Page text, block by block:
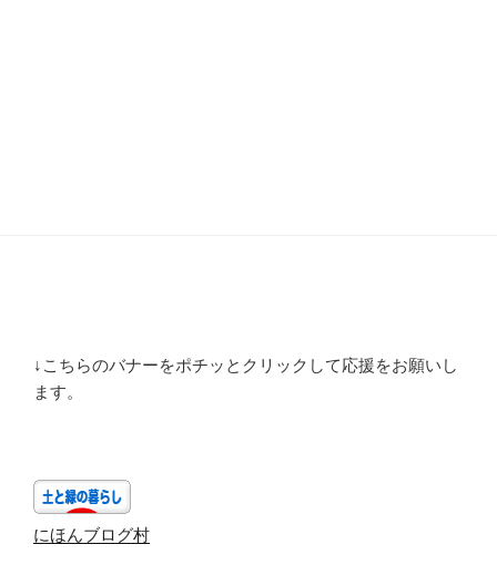
↓こちらのバナーをポチッとクリックして応援をお願いし
ます。
にほんブログ村